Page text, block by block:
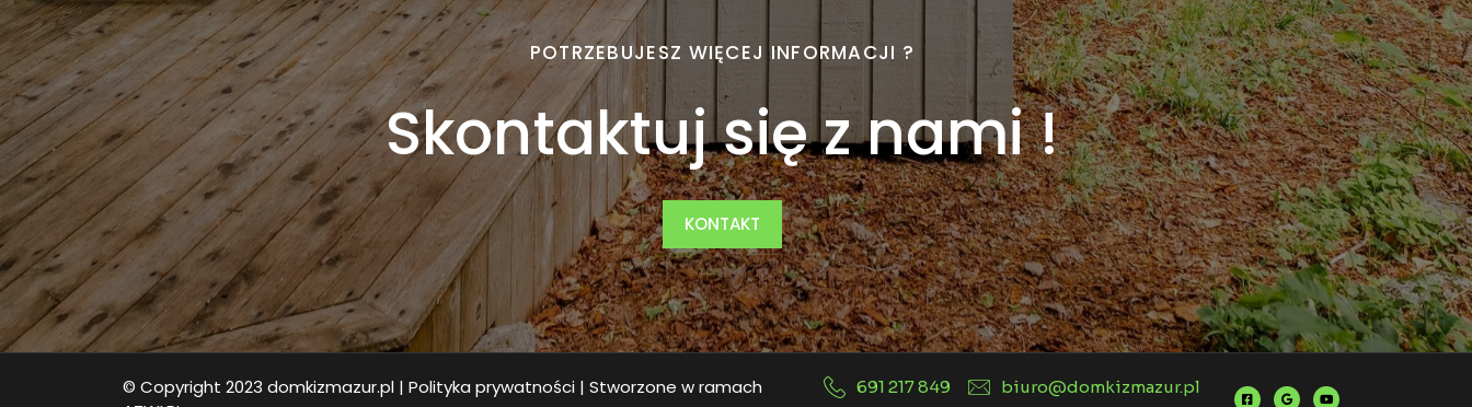
POTRZEBUJESZ WIĘCEJ INFORMACJI ?
Skontaktuj się z nami !
KONTAKT
© Copyright 2023 domkizmazur.pl | Polityka prywatności | Stworzone w ramach
691 217 849 biuro@domkizmazur.pl